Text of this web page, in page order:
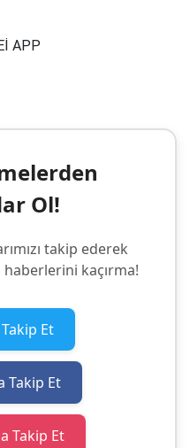
Ol!
takip ederek
haberlerini kaçırma!
Et
Takip Et
Takip Et